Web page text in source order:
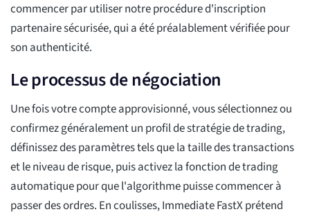
commencer par utiliser notre procédure d'inscription
partenaire sécurisée, qui a été préalablement vérifiée pour
son authenticité.
Le processus de négociation
Une fois votre compte approvisionné, vous sélectionnez ou
confirmez généralement un profil de stratégie de trading,
définissez des paramètres tels que la taille des transactions
et le niveau de risque, puis activez la fonction de trading
automatique pour que l'algorithme puisse commencer à
passer des ordres. En coulisses, Immediate FastX prétend